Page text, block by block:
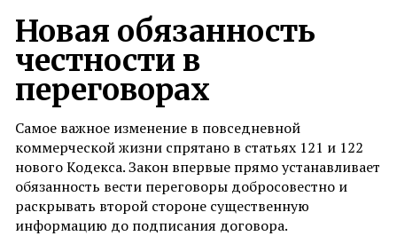
Новая обязанность
честности в
переговорах
Самое важное изменение в повседневной
коммерческой жизни спрятано в статьях 121 и 122
нового Кодекса. Закон впервые прямо устанавливает
обязанность вести переговоры добросовестно и
раскрывать второй стороне существенную
информацию до подписания договора.